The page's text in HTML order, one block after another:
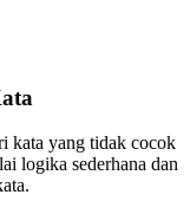
kata yang tidak cocok
logika sederhana dan